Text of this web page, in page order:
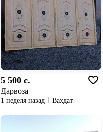
5 500 c.
Дарвоза
1 неделя назад Вахдат